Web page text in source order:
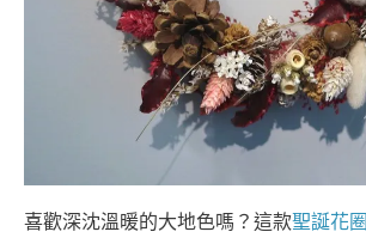
喜歡深沈溫暖的大地色嗎？這款聖誕花圈